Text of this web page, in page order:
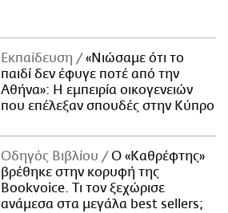
Εκπαίδευση
«Νιώσαμε ότι το
παιδί δεν έφυγε ποτέ από την
Αθήνα»: Η εμπειρία οικογενειών
που επέλεξαν σπουδές στην Κύπρο
Οδηγός Βιβλίου
Ο «Καθρέφτης»
βρέθηκε στην κορυφή της
Bookvoice. Τι τον ξεχώρισε
ανάμεσα στα μεγάλα best sellers;